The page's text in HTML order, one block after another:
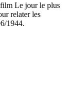
film Le jour le plus
relater les
1944.